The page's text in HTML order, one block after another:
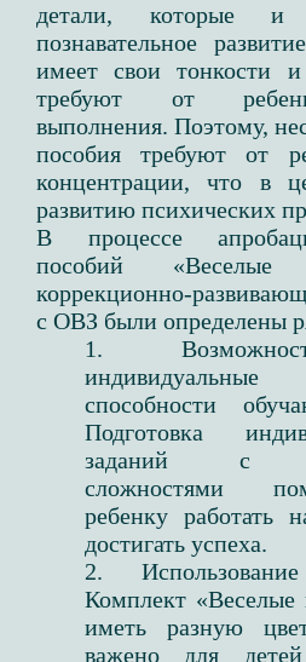
детали, которые и
познавательное
имеет свои тонкости
требуют от
выполнения. Поэтому,
пособия требуют от
концентрации, что в
развитию психических
В процессе
пособий
коррекционно-
с ОВЗ были определены
1.
способности
Подготовка
заданий с
сложностями
ребенку работать
достигать успеха.
2.
Комплект
иметь разную
важено для